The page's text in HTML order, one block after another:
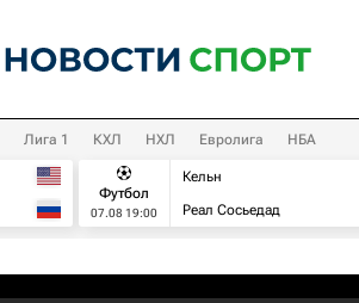
Лига 1 КХЛ НХЛ Евролига НБА
Футбол
07.08 19:00
Кельн
Реал Сосьедад